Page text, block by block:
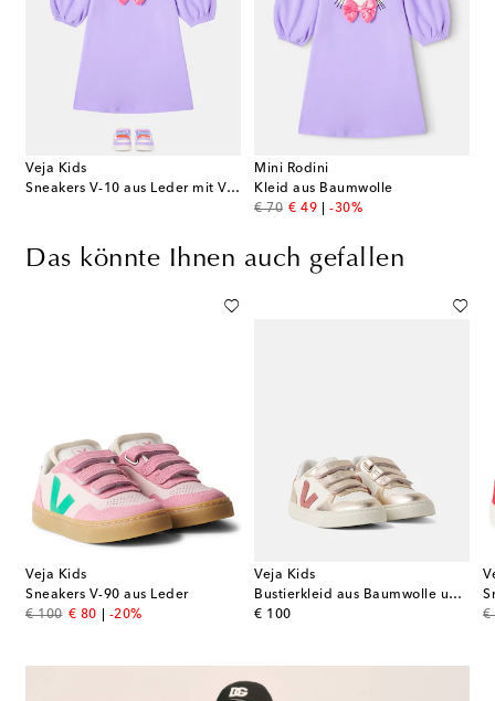
Veja Kids
Sneakers V-10 aus Leder mit Veloursleder
Mini Rodini
Kleid aus Baumwolle
€ 70
original price
€ 49
discount price
-30%
Das könnte Ihnen auch gefallen
Veja Kids
Sneakers V-90 aus Leder
€ 100
original price
€ 80
discount price
-20%
Veja Kids
Bustierkleid aus Baumwolle und Seide
€ 100
original price
€